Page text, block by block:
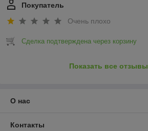
Покупатель
Очень плохо
Сделка подтверждена через корзину
Показать все отзывы
О нас
Контакты